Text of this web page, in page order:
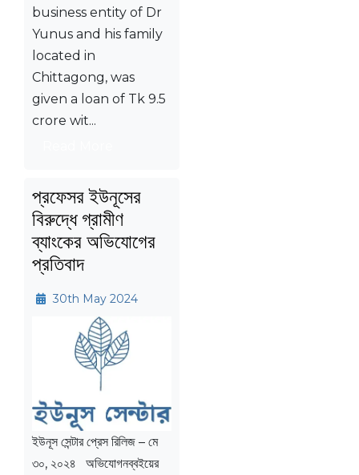
business entity of Dr
Yunus and his family
located in
Chittagong, was
given a loan of Tk 9.5
crore wit...
প্রফেসর ইউনূসের
বিরুদ্ধে গ্রামীণ
ব্যাংকের অভিযোগের
প্রতিবাদ
30th May 2024
ইউনূস সেন্টার প্রেস রিলিজ – মে
৩০, ২০২৪ অভিযোগনব্বইয়ের